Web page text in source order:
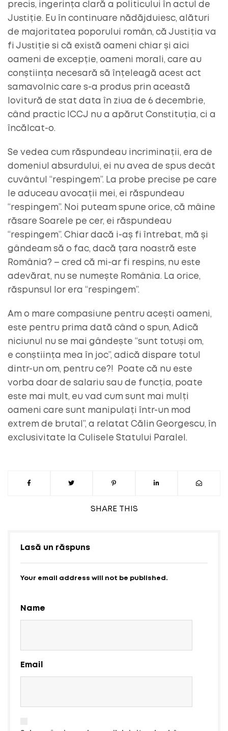
SHARE THIS
precis, ingerința clară a politicului în actul de
Justiție. Eu în continuare nădăjduiesc, alături
de majoritatea poporului român, că Justiția va
fi Justiție si că există oameni chiar și aici
oameni de excepție, oameni morali, care au
conștiința necesară să înțeleagă acest act
samavolnic care s-a produs prin această
lovitură de stat data în ziua de 6 decembrie,
când practic ICCJ nu a apărut Constituția, ci a
încălcat-o.
Se vedea cum răspundeau incriminații, era de
domeniul absurdului, ei nu avea de spus decât
cuvântul “respingem”. La probe precise pe care
le aduceau avocații mei, ei răspundeau
“respingem”. Noi puteam spune orice, că mâine
răsare Soarele pe cer, ei răspundeau
“respingem”. Chiar dacă i-aș fi întrebat, mă și
gândeam să o fac, dacă țara noastră este
România? – cred că mi-ar fi respins, nu este
adevărat, nu se numește România. La orice,
răspunsul lor era “respingem”.
Am o mare compasiune pentru acești oameni,
este pentru prima dată când o spun, Adică
niciunul nu se mai gândește “sunt totuși om,
e conștiința mea în joc”, adică dispare totul
dintr-un om, pentru ce?! Poate că nu este
vorba doar de salariu sau de funcția, poate
este mai mult, eu vad cum sunt mai mulți
oameni care sunt manipulați într-un mod
extrem de brutal”, a relatat Călin Georgescu, în
exclusivitate la Culisele Statului Paralel.
Lasă un răspuns
Your email address will not be published.
Name
Email